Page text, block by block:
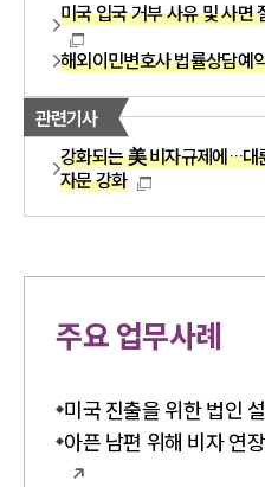
미국 입국 거부 사유 및 사면
해외이민변호사 법률상담예
관련기사
강화되는 美 비자규제에…대
자문 강화
주요 업무사례
미국 진출을 위한 법인
아픈 남편 위해 비자 연